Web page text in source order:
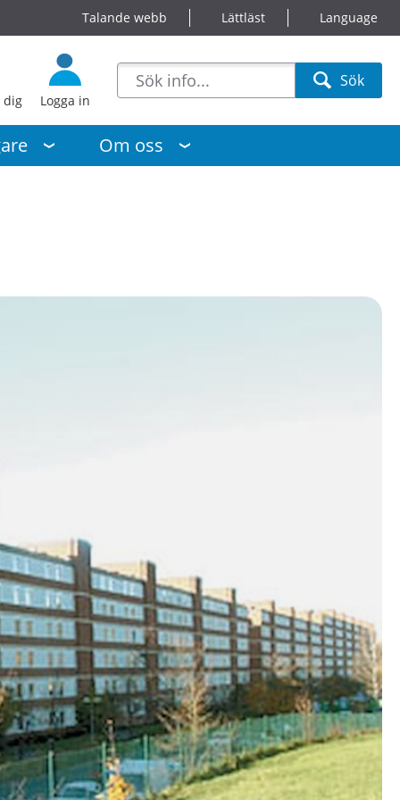
Talande webb Lättläst Language
dig Logga in
sökförslag Sök
Sök
Om oss